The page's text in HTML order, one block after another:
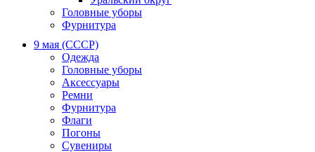
Головные уборы
Фурнитура
9 мая (СССР)
Одежда
Головные уборы
Аксессуары
Ремни
Фурнитура
Флаги
Погоны
Сувениры